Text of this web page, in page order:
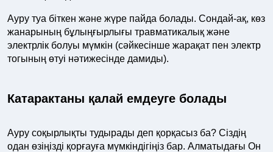
Ауру туа біткен және жүре пайда болады. Сондай-ақ, көз
жанарының бұлыңғырлығы травматикалық және
электрлік болуы мүмкін (сәйкесінше жарақат пен электр
тогының өтуі нәтижесінде дамиды).
Катарактаны қалай емдеуге болады
Ауру соқырлықты тудырады деп қорқасыз ба? Сіздің
одан өзіңізді қорғауға мүмкіндігіңіз бар. Алматыдағы Он